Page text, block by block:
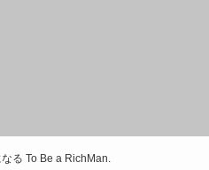
る To Be a RichMan.